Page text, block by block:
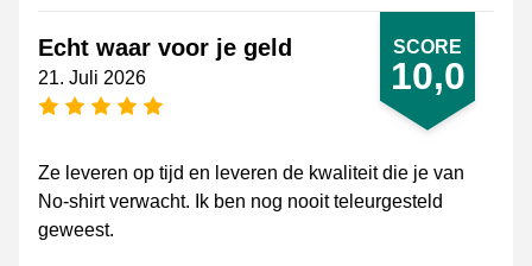
SCORE
10,0
Echt waar voor je geld
21. Juli 2026
[_General:NumberOfStarsPluralFormat]
Ze leveren op tijd en leveren de kwaliteit die je van
No-shirt verwacht. Ik ben nog nooit teleurgesteld
geweest.